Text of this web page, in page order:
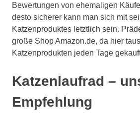
Bewertungen von ehemaligen
desto sicherer kann man sich mit
Katzenproduktes letztlich sein.
große Shop Amazon.de, da hier
Katzenprodukten jeden Tage
Katzenlaufrad –
Empfehlung